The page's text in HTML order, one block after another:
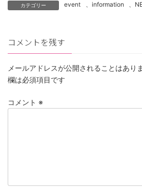
カテゴリー event 、 information 、
コメントを残す
メールアドレスが公開されることはあり
欄は必須項目です
コメント ※